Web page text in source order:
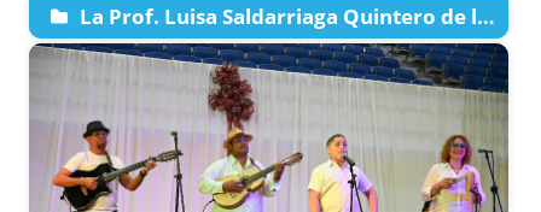
La Prof. Luisa Saldarriaga Quintero de la
facultad de Derecho de la Universidad
Católica de Oriente en Colombia visita La
Católica